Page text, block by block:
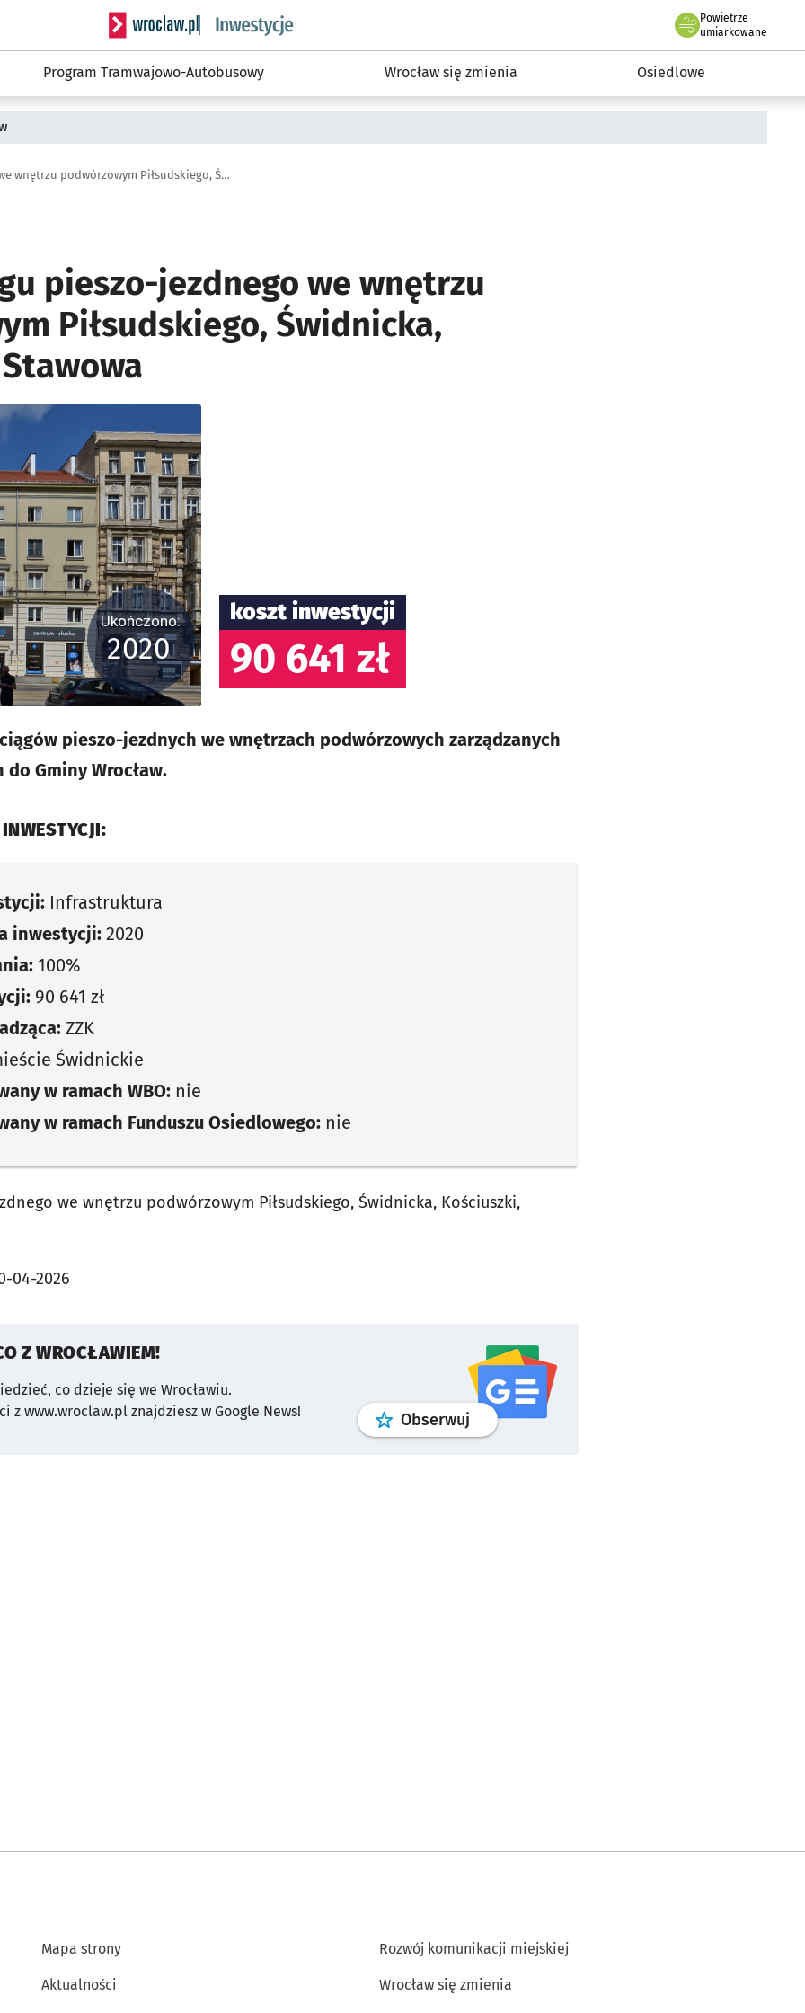
Serwis informacyjny wroclaw.pl podserwis: #InwestycjeWRO - miejskie inwestycje 2019-2032
Powietrze
we Wrocławiu
umiarkowane
Program Tramwajowo-Autobusowy Wrocław się zmienia Osiedlowe
Remont ciągu pieszo-jezdnego we wnętrzu podwórzowym Piłsudskiego, Świdnicka, Kościuszki, Stawowa
pieszo-jezdnego we wnętrzu
Piłsudskiego, Świdnicka,
Ukończono:
2020
koszt inwestycji
90 641 zł
pieszo-jezdnych we wnętrzach podwórzowych zarządzanych
do Gminy Wrocław.
Infrastruktura
inwestycji: 2020
100%
90 641 zł
ZZK
Świdnickie
w ramach WBO: nie
w ramach Funduszu Osiedlowego: nie
we wnętrzu podwórzowym Piłsudskiego, Świdnicka, Kościuszki,
04-2026
Z WROCŁAWIEM!
co dzieje się we Wrocławiu.
z www.wroclaw.pl znajdziesz w Google News!
Obserwuj profilgoogle news
Mapa strony
Aktualności
Rozwój komunikacji miejskiej
Wrocław się zmienia